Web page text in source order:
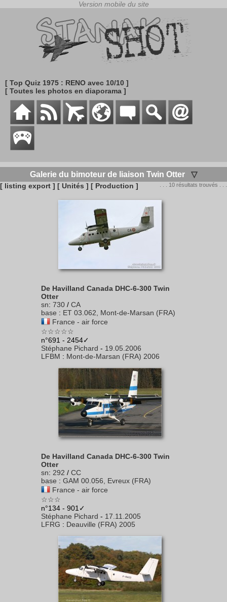
[ Top Quiz 1975 : RENO avec 10/10 ]
[ Toutes les photos en diaporama ]
Galerie du bimoteur de liaison Twin Otter ▽
[ listing export ] [ Unités ] [ Production ] . . . 10 résultats trouvés . . .
De Havilland Canada DHC-6-300 Twin
Otter
sn: 730 / CA
base : ET 03.062, Mont-de-Marsan (FRA)
France - air force
☆☆☆☆☆
n°691 - 2454✓
Stéphane Pichard - 19.05.2006
LFBM : Mont-de-Marsan (FRA) 2006
De Havilland Canada DHC-6-300 Twin
Otter
sn: 292 / CC
base : GAM 00.056, Evreux (FRA)
France - air force
☆☆☆
n°134 - 901✓
Stéphane Pichard - 17.11.2005
LFRG : Deauville (FRA) 2005